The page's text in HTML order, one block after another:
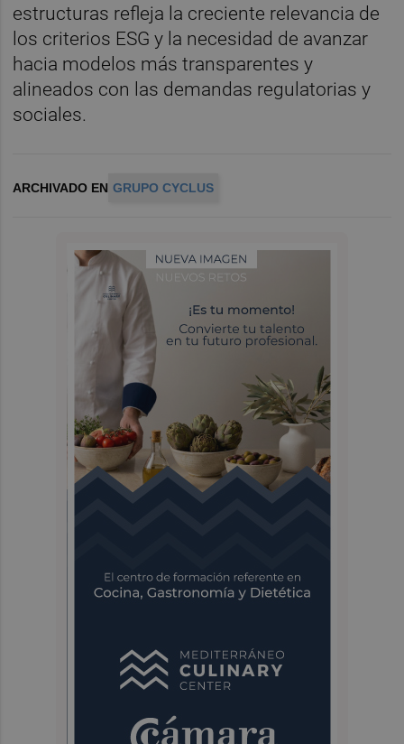
estructuras refleja la creciente relevancia de
los criterios ESG y la necesidad de avanzar
hacia modelos más transparentes y
alineados con las demandas regulatorias y
sociales.
ARCHIVADO EN GRUPO CYCLUS